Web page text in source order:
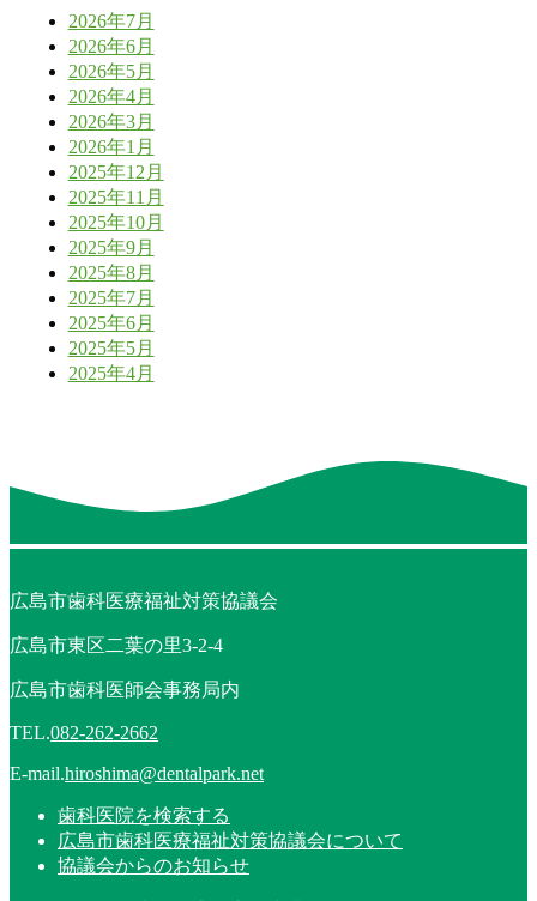
2026年7月
2026年6月
2026年5月
2026年4月
2026年3月
2026年1月
2025年12月
2025年11月
2025年10月
2025年9月
2025年8月
2025年7月
2025年6月
2025年5月
2025年4月
広島市歯科医療福祉対策協議会
広島市東区二葉の里3-2-4
広島市歯科医師会事務局内
TEL.082-262-2662
E-mail.hiroshima@dentalpark.net
歯科医院を検索する
広島市歯科医療福祉対策協議会について
協議会からのお知らせ